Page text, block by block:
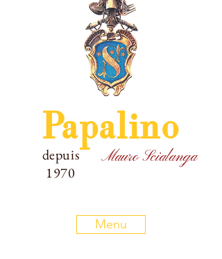
depuis
1970
Papalino
Mauro Scialanga
Menu